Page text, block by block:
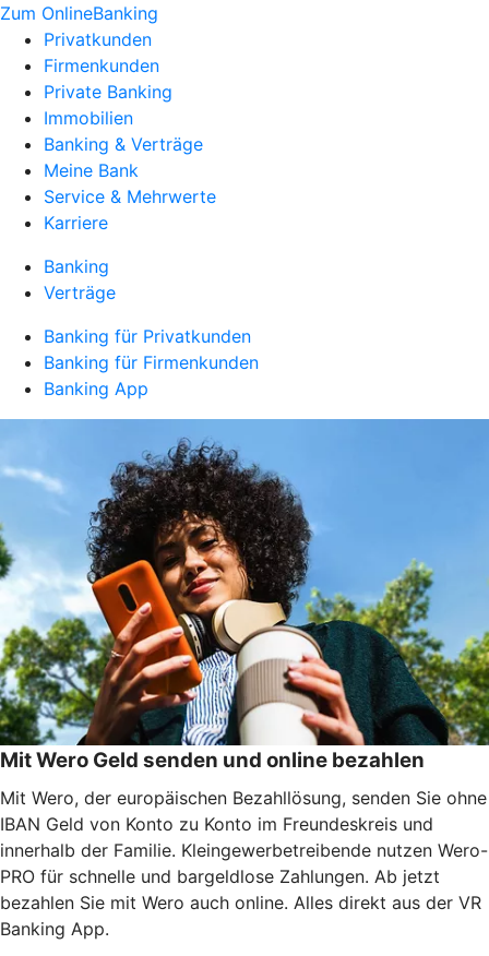
Zum OnlineBanking
Privatkunden
Firmenkunden
Private Banking
Immobilien
Banking & Verträge
Meine Bank
Service & Mehrwerte
Karriere
Banking
Verträge
Banking für Privatkunden
Banking für Firmenkunden
Banking App
Mit Wero Geld senden und online bezahlen
Mit Wero, der europäischen Bezahllösung, senden Sie ohne
IBAN Geld von Konto zu Konto im Freundeskreis und
innerhalb der Familie. Kleingewerbetreibende nutzen Wero-
PRO für schnelle und bargeldlose Zahlungen. Ab jetzt
bezahlen Sie mit Wero auch online. Alles direkt aus der VR
Banking App.